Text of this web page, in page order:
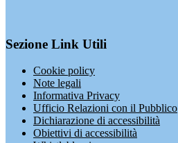
Sezione Link Utili
Cookie policy
Note legali
Informativa Privacy
Ufficio Relazioni con il Pubblico
Dichiarazione di accessibilità
Obiettivi di accessibilità